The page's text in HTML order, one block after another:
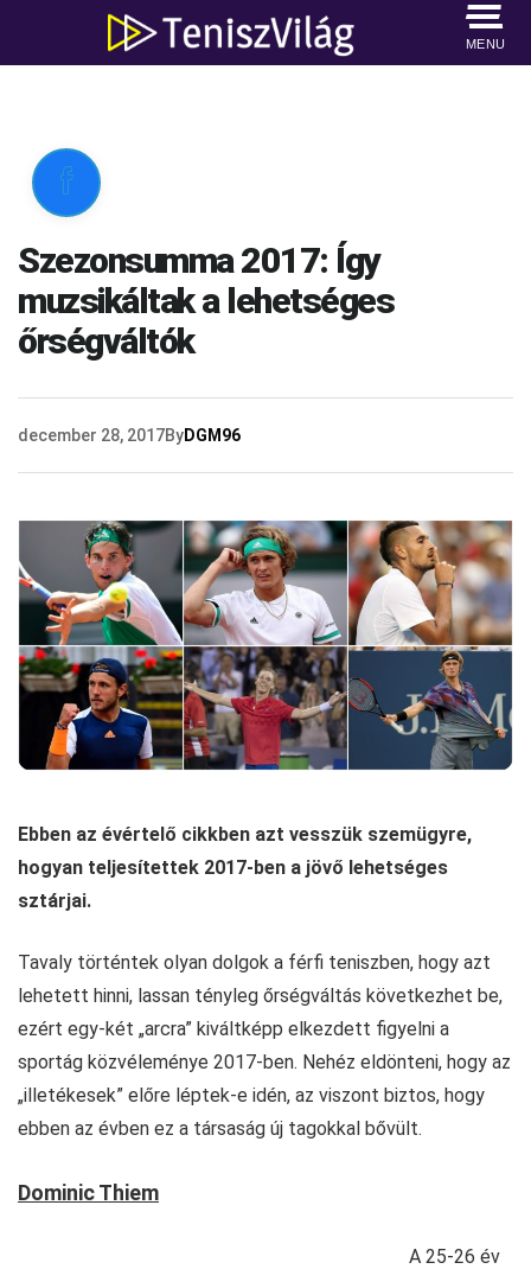
MENU

Szezonsumma 2017: Így
muzsikáltak a lehetséges
őrségváltók
december 28, 2017ByDGM96
Ebben az évértelő cikkben azt vesszük szemügyre,
hogyan teljesítettek 2017-ben a jövő lehetséges
sztárjai.
Tavaly történtek olyan dolgok a férfi teniszben, hogy azt
lehetett hinni, lassan tényleg őrségváltás következhet be,
ezért egy-két „arcra” kiváltképp elkezdett figyelni a
sportág közvéleménye 2017-ben. Nehéz eldönteni, hogy az
„illetékesek” előre léptek-e idén, az viszont biztos, hogy
ebben az évben ez a társaság új tagokkal bővült.
Dominic Thiem
A 25-26 év